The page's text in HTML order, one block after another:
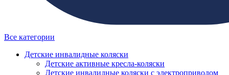
Все категории
Детские инвалидные коляски
Детские активные кресла-коляски
Детские инвалидные коляски с электроприводом